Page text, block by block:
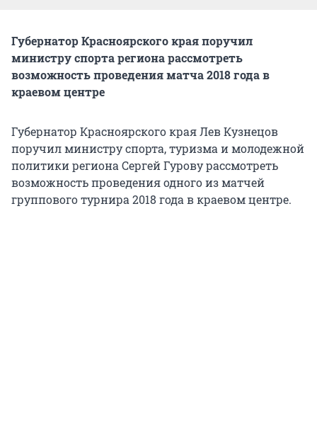
Губернатор Красноярского края поручил
министру спорта региона рассмотреть
возможность проведения матча 2018 года в
краевом центре
Губернатор Красноярского края Лев Кузнецов
поручил министру спорта, туризма и молодежной
политики региона Сергей Гурову рассмотреть
возможность проведения одного из матчей
группового турнира 2018 года в краевом центре.